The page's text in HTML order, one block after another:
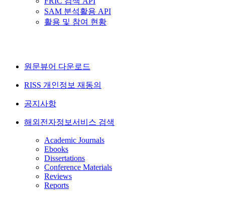
SAM 분석활용 API
활용 및 참여 현황
원문뷰어 다운로드
RISS 개인정보 재동의
공지사항
해외전자정보서비스 검색
Academic Journals
Ebooks
Dissertations
Conference Materials
Reviews
Reports